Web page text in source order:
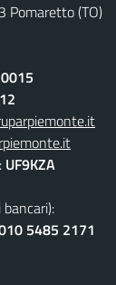
Pomaretto (TO)
UF9KZA
5485 2171